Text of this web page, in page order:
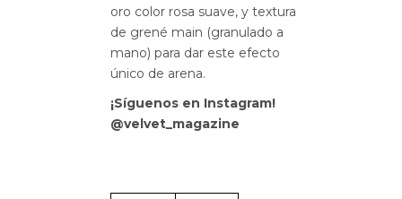
oro color rosa suave, y textura
de grené main (granulado a
mano) para dar este efecto
único de arena.
¡Síguenos en Instagram!
@velvet_magazine